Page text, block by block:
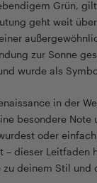
Grün,
geht weit
zur Sonne
wurde als
in der
besondere
oder
– dieser
deinem Stil und